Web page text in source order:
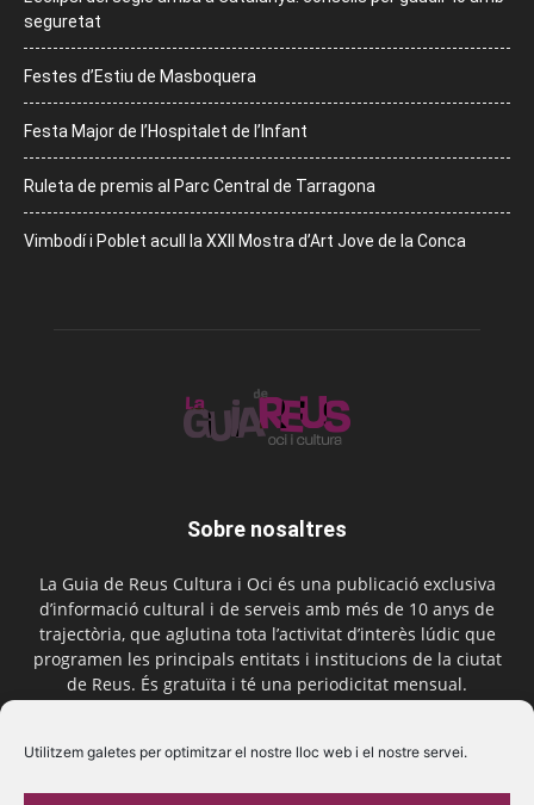
Utilitzem galetes per optimitzar el nostre lloc web i el nostre servei.
seguretat
Festes d’Estiu de Masboquera
Festa Major de l’Hospitalet de l’Infant
Ruleta de premis al Parc Central de Tarragona
Vimbodí i Poblet acull la XXII Mostra d’Art Jove de la Conca
Sobre nosaltres
La Guia de Reus Cultura i Oci és una publicació exclusiva
d’informació cultural i de serveis amb més de 10 anys de
trajectòria, que aglutina tota l’activitat d’interès lúdic que
programen les principals entitats i institucions de la ciutat
de Reus. És gratuïta i té una periodicitat mensual.